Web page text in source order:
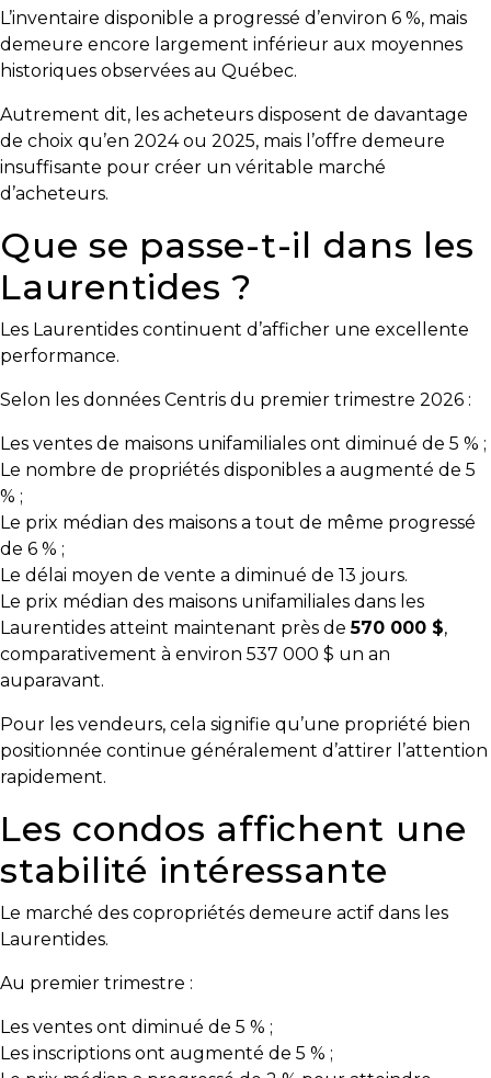
vendre
à
juste
Les
documents
à
en
main
vendre
rapidement,
faites
impression!
T
Programme
Visibili-
T
Programmes
exclusifs
L’inventaire disponible a progressé d’environ 6 %, mais
demeure encore largement inférieur aux moyennes
historiques observées au Québec.
Autrement dit, les acheteurs disposent de davantage
de choix qu’en 2024 ou 2025, mais l’offre demeure
insuffisante pour créer un véritable marché
d’acheteurs.
Que se passe-t-il dans les
Laurentides ?
Les Laurentides continuent d’afficher une excellente
performance.
Selon les données Centris du premier trimestre 2026 :
Les ventes de maisons unifamiliales ont diminué de 5 % ;
Le nombre de propriétés disponibles a augmenté de 5
% ;
Le prix médian des maisons a tout de même progressé
de 6 % ;
Le délai moyen de vente a diminué de 13 jours.
Le prix médian des maisons unifamiliales dans les
Laurentides atteint maintenant près de570 000 $,
comparativement à environ 537 000 $ un an
auparavant.
Pour les vendeurs, cela signifie qu’une propriété bien
positionnée continue généralement d’attirer l’attention
rapidement.
Les condos affichent une
stabilité intéressante
Le marché des copropriétés demeure actif dans les
Laurentides.
Au premier trimestre :
Les ventes ont diminué de 5 % ;
Les inscriptions ont augmenté de 5 % ;